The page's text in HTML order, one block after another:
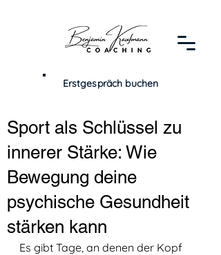
Erstgespräch buchen
Sport als Schlüssel zu
innerer Stärke: Wie
Bewegung deine
psychische Gesundheit
stärken kann
Es gibt Tage, an denen der Kopf